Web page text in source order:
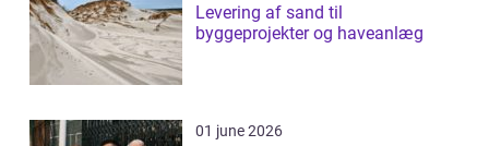
Levering af sand til
byggeprojekter og haveanlæg
01 june 2026